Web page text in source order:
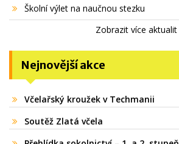
Školní výlet na naučnou stezku
Zobrazit více aktualit
Nejnovější akce
Včelařský kroužek v Techmanii
Soutěž Zlatá včela